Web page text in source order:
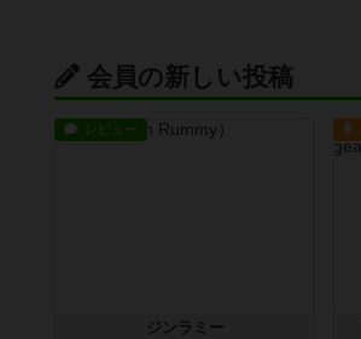
会員の新しい投稿
レビュー
ジンラミー